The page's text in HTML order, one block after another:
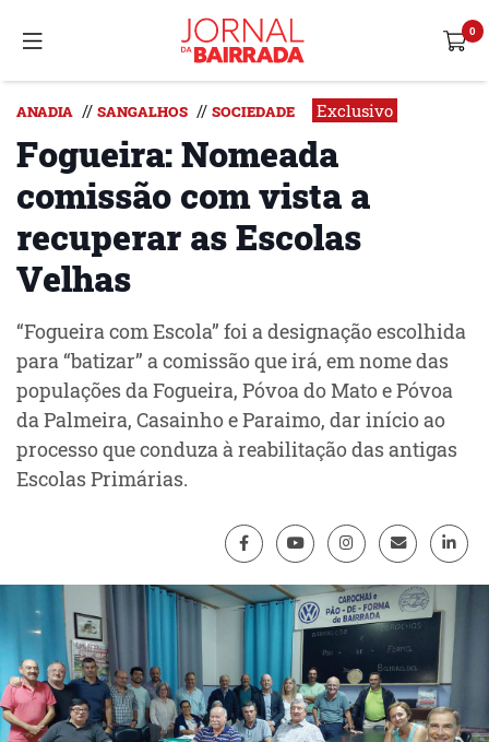
ANADIA // SANGALHOS // SOCIEDADE Exclusivo
Fogueira: Nomeada
comissão com vista a
recuperar as Escolas
Velhas
“Fogueira com Escola” foi a designação escolhida
para “batizar” a comissão que irá, em nome das
populações da Fogueira, Póvoa do Mato e Póvoa
da Palmeira, Casainho e Paraimo, dar início ao
processo que conduza à reabilitação das antigas
Escolas Primárias.